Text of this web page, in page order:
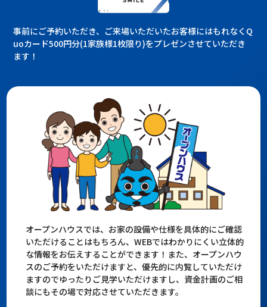
事前にご予約いただき、ご来場いただいたお客様にはもれなくQ
uoカード500円分(1家族様1枚限り)をプレゼンさせていただき
ます！
オープンハウスでは、お家の設備や仕様を具体的にご確認
いただけることはもちろん、WEBではわかりにくい立体的
な情報をお伝えすることができます！また、オープンハウ
スのご予約をいただけますと、優先的に内覧していただけ
ますのでゆったりご見学いただけますし、資金計画のご相
談にもその場で対応させていただきます。